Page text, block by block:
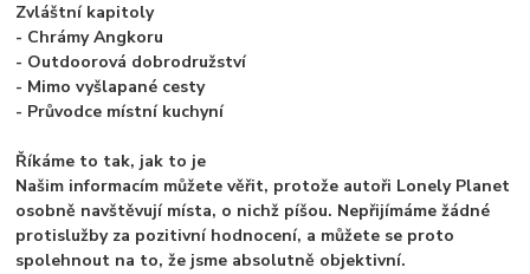
Zvláštní kapitoly
- Chrámy Angkoru
- Outdoorová dobrodružství
- Mimo vyšlapané cesty
- Průvodce místní kuchyní
Říkáme to tak, jak to je
Našim informacím můžete věřit, protože autoři Lonely Planet
osobně navštěvují místa, o nichž píšou. Nepřijímáme žádné
protislužby za pozitivní hodnocení, a můžete se proto
spolehnout na to, že jsme absolutně objektivní.